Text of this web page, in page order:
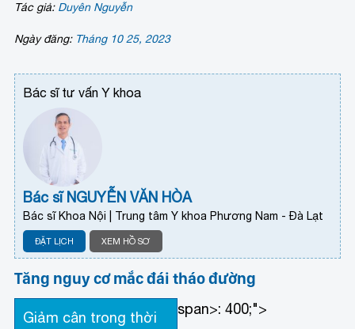
Tác giả: Duyên Nguyễn
Ngày đăng: Tháng 10 25, 2023
Bác sĩ tư vấn Y khoa
Bác sĩ NGUYỄN VĂN HÒA
Bác sĩ Khoa Nội | Trung tâm Y khoa Phương Nam - Đà Lạt
ĐẶT LỊCH XEM HỒ SƠ
Tăng nguy cơ mắc đái tháo đường
span>: 400;">
Giảm cân trong thời